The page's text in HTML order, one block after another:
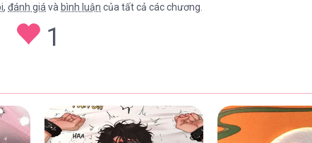
Hổ Tới Độn Thổ [...] – Chap 42
Hổ Tới Độn Thổ [...] – Chap 41 02/
,đánh giá vàbình luận của tất cả các chương.
1